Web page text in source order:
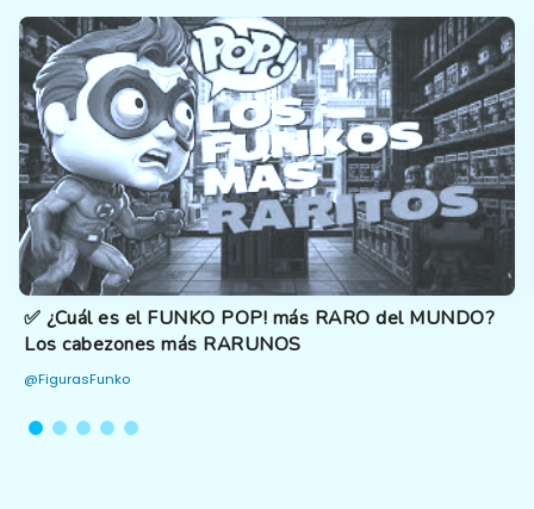
✅ ¿Cuál es el FUNKO POP! más RARO del MUNDO?
Los cabezones más RARUNOS
@FigurasFunko